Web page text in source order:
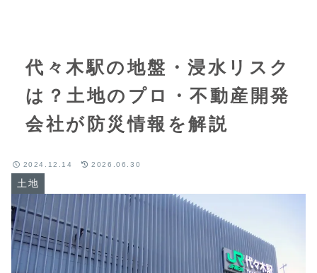
代々木駅の地盤・浸水リスク
は？土地のプロ・不動産開発
会社が防災情報を解説
土地
2024.12.14 2026.06.30